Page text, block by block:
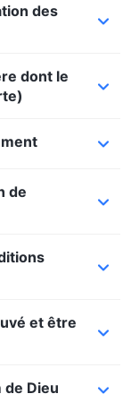
des
dont le
de
et être
de Dieu